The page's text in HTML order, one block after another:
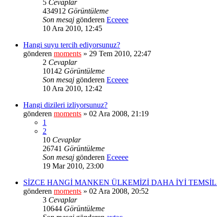
5 Cevaplar
434912 Görüntüleme
Son mesaj gönderen Eceeee
10 Ara 2010, 12:45
Hangi suyu tercih ediyorsunuz?
gönderen moments » 29 Tem 2010, 22:47
2 Cevaplar
10142 Görüntüleme
Son mesaj gönderen Eceeee
10 Ara 2010, 12:42
Hangi dizileri izliyorsunuz?
gönderen moments » 02 Ara 2008, 21:19
1
2
10 Cevaplar
26741 Görüntüleme
Son mesaj gönderen Eceeee
19 Mar 2010, 23:00
SİZCE HANGİ MANKEN ÜLKEMİZİ DAHA İYİ TEMSİL
gönderen moments » 02 Ara 2008, 20:52
3 Cevaplar
10644 Görüntüleme